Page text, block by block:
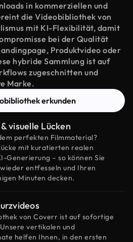
in kommerziellen und
die Videobibliothek von
mit KI-Flexibilität, damit
bei der Qualität
Produktvideo oder
hybride Sammlung ist auf
zugeschnitten und
Marke.
erkunden
visuelle Lücken
perfekten Filmmaterial?
mit kuratierten realen
Generierung – so können Sie
entfesseln und Ihren
Minuten decken.
von Coverr ist auf sofortige
vertikalen und
helfen Ihnen, in den ersten